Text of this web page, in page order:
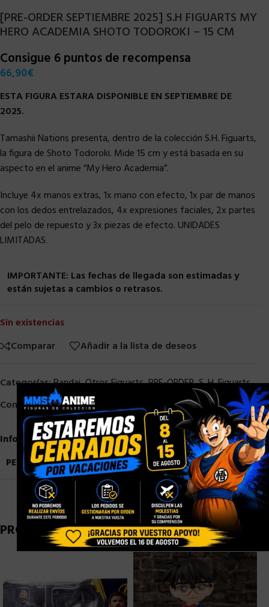
[PRE-ORDER SEPTIEMBRE 2025] S.H FIGUARTS MY
HERO ACADEMIA SHOTO TODOROKI – 15 CM
Consigue 6 puntos de recompensa
66,90€
ESTA FIGURA ESTARA DISPONIBLE EN SEPTIEMBRE DE
2025.
Tamashii Nations presenta, dentro de la colección S.H. Figuarts,
la figura de Shoto Todoroki. Mide 15 cm y está basada en su
aspecto en el anime “My Hero Academia”.
Incluye 4x manos extras, 1x mano con efecto, 1x par de manos
con los dedos entrelazados, 4x expresiones faciales, 2x partes
del pelo de repuesto y 3x piezas de efecto. UNIDADES
LIMITADAS.
IMPORTANTE: Las fechas de llegada son estimadas y
están sujetas a cambios o retrasos.
Sin existencias
Comparar
Añadir a la lista de deseos
Categorías:Bandai,Otros Figuarts,PRE-ORDER,S. H. Figuarts
Compartir:
Información adicional
PESO
0,9 kg
PRODUCTOS RELACIONADOS
×